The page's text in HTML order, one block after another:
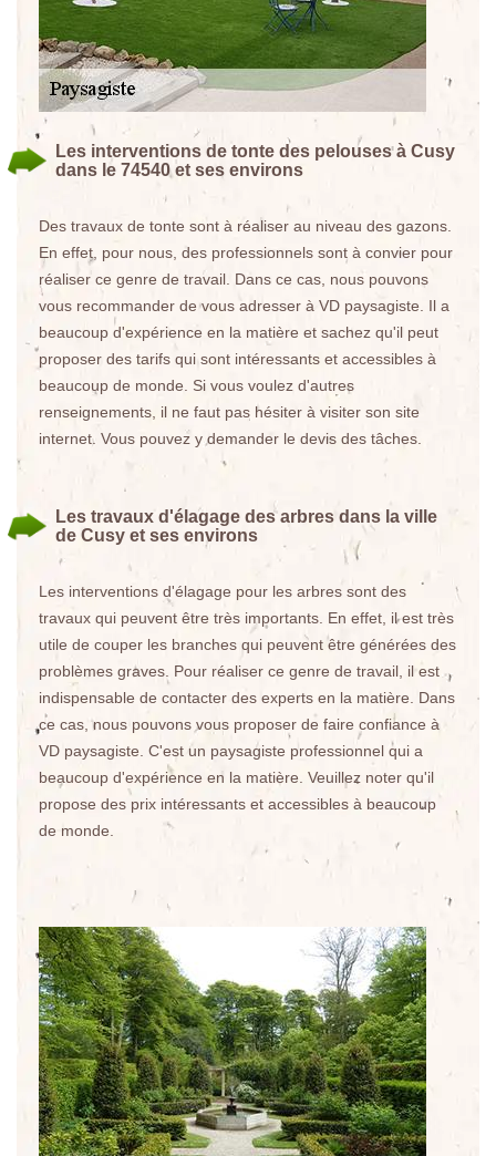
Les interventions de tonte des pelouses à Cusy
dans le 74540 et ses environs
Des travaux de tonte sont à réaliser au niveau des gazons.
En effet, pour nous, des professionnels sont à convier pour
réaliser ce genre de travail. Dans ce cas, nous pouvons
vous recommander de vous adresser à VD paysagiste. Il a
beaucoup d'expérience en la matière et sachez qu'il peut
proposer des tarifs qui sont intéressants et accessibles à
beaucoup de monde. Si vous voulez d'autres
renseignements, il ne faut pas hésiter à visiter son site
internet. Vous pouvez y demander le devis des tâches.
Les travaux d'élagage des arbres dans la ville
de Cusy et ses environs
Les interventions d'élagage pour les arbres sont des
travaux qui peuvent être très importants. En effet, il est très
utile de couper les branches qui peuvent être générées des
problèmes graves. Pour réaliser ce genre de travail, il est
indispensable de contacter des experts en la matière. Dans
ce cas, nous pouvons vous proposer de faire confiance à
VD paysagiste. C'est un paysagiste professionnel qui a
beaucoup d'expérience en la matière. Veuillez noter qu'il
propose des prix intéressants et accessibles à beaucoup
de monde.